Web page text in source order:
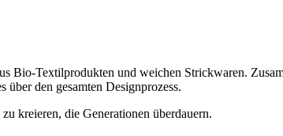
Bio-Textilprodukten und weichen Strickwaren.
über den gesamten Designprozess.
kreieren, die Generationen überdauern.